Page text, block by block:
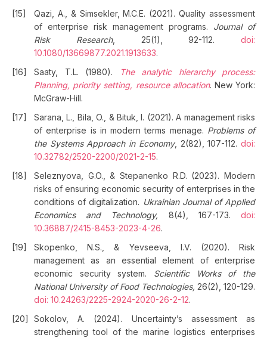
Qazi, A., & Simsekler, M.C.E. (2021). Quality assessment
of enterprise risk management programs. Journal of
Risk Research, 25(1), 92-112. doi:
10.1080/13669877.2021.1913633.
Saaty, T.L. (1980).
The analytic hierarchy process:
Planning, priority setting, resource allocation. New York:
McGraw-Hill.
Sarana, L., Bila, O., & Bituk, I. (2021). A management risks
of enterprise is in modern terms menage. Problems of
the Systems Approach in Economy, 2(82), 107-112.doi:
10.32782/2520-2200/2021-2-15.
Seleznyova, G.O., & Stepanenko R.D. (2023). Modern
risks of ensuring economic security of enterprises in the
conditions of digitalization. Ukrainian Journal of Applied
Economics and Technology, 8(4), 167-173.doi:
10.36887/2415-8453-2023-4-26.
Skopenko, N.S., & Yevseeva, I.V. (2020). Risk
management as an essential element of enterprise
economic security system. Scientific Works of the
National University of Food Technologies, 26(2), 120-129.
doi: 10.24263/2225-2924-2020-26-2-12.
Sokolov, A. (2024). Uncertainty’s assessment as
strengthening tool of the marine logistics enterprises